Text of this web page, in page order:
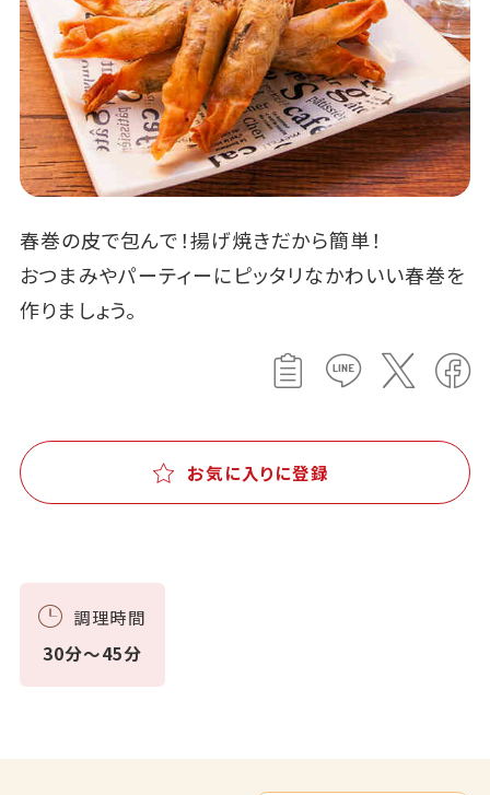
春巻の皮で包んで！揚げ焼きだから簡単！
おつまみやパーティーにピッタリなかわいい春巻を
作りましょう。
お気に入りに登録
調理時間
30分～45分